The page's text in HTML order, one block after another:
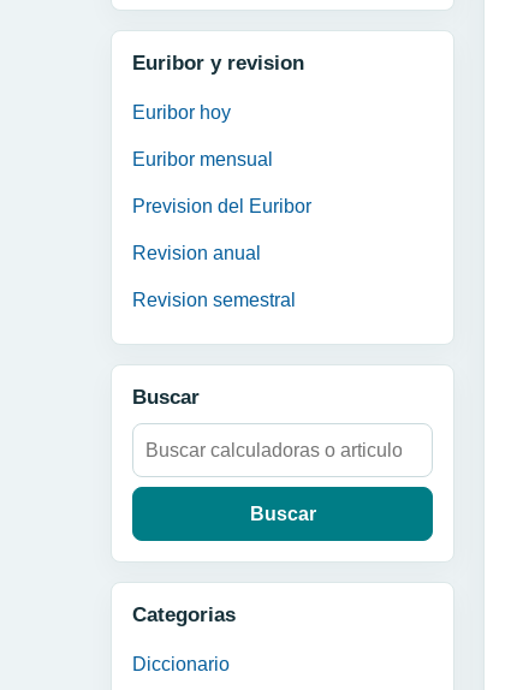
Euribor y revision
Euribor hoy
Euribor mensual
Prevision del Euribor
Revision anual
Revision semestral
Buscar
Buscar:
Categorias
Diccionario